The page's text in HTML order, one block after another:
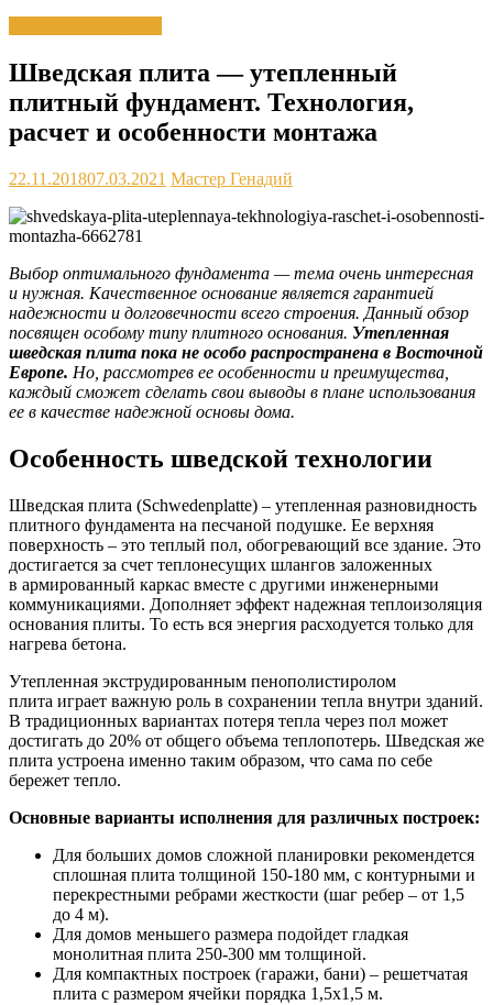
Шведская плита — утепленный
плитный фундамент. Технология,
расчет и особенности монтажа
22.11.201807.03.2021 Мастер Генадий
Выбор оптимального фундамента — тема очень интересная
и нужная. Качественное основание является гарантией
надежности и долговечности всего строения. Данный обзор
посвящен особому типу плитного основания. Утепленная
шведская плита пока не особо распространена в Восточной
Европе. Но, рассмотрев ее особенности и преимущества,
каждый сможет сделать свои выводы в плане использования
ее в качестве надежной основы дома.
Особенность шведской технологии
Шведская плита (Schwedenplatte) – утепленная разновидность
плитного фундамента на песчаной подушке. Ее верхняя
поверхность – это теплый пол, обогревающий все здание. Это
достигается за счет теплонесущих шлангов заложенных
в армированный каркас вместе с другими инженерными
коммуникациями. Дополняет эффект надежная теплоизоляция
основания плиты. То есть вся энергия расходуется только для
нагрева бетона.
Утепленная экструдированным пенополистиролом
плита играет важную роль в сохранении тепла внутри зданий.
В традиционных вариантах потеря тепла через пол может
достигать до 20% от общего объема теплопотерь. Шведская же
плита устроена именно таким образом, что сама по себе
бережет тепло.
Основные варианты исполнения для различных построек:
Для больших домов сложной планировки рекомендется
сплошная плита толщиной 150-180 мм, с контурными и
перекрестными ребрами жесткости (шаг ребер – от 1,5
до 4 м).
Для домов меньшего размера подойдет гладкая
монолитная плита 250-300 мм толщиной.
Для компактных построек (гаражи, бани) – решетчатая
плита с размером ячейки порядка 1,5х1,5 м.